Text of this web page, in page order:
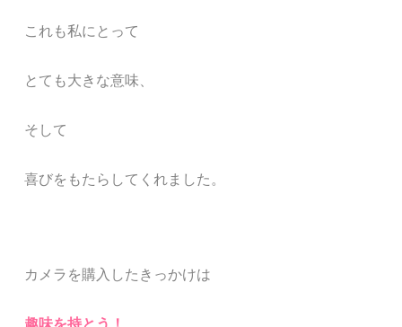
これも私にとって
とても大きな意味、
そして
喜びをもたらしてくれました。
カメラを購入したきっかけは
趣味を持とう！